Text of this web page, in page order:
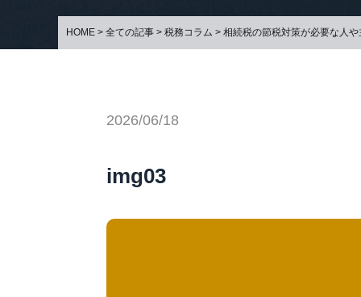
HOME > 全ての記事 > 税務コラム > 相続税の節税対策が必要な人
2026/06/18
img03